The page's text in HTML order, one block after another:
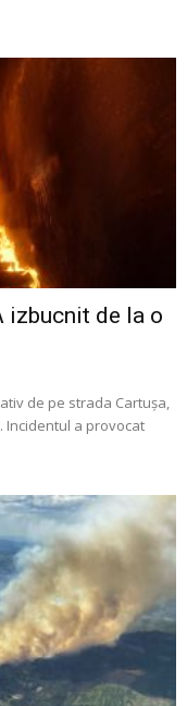
izbucnit de la o
de pe strada Cartușa,
Incidentul a provocat